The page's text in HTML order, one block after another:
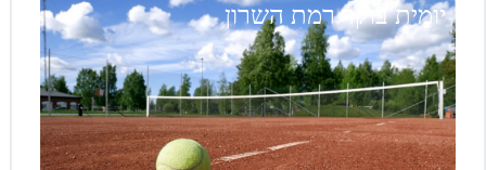
יומית בוקר רמת השרון